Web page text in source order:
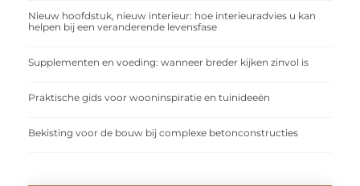
Nieuw hoofdstuk, nieuw interieur: hoe interieuradvies u kan
helpen bij een veranderende levensfase
Supplementen en voeding: wanneer breder kijken zinvol is
Praktische gids voor wooninspiratie en tuinideeën
Bekisting voor de bouw bij complexe betonconstructies